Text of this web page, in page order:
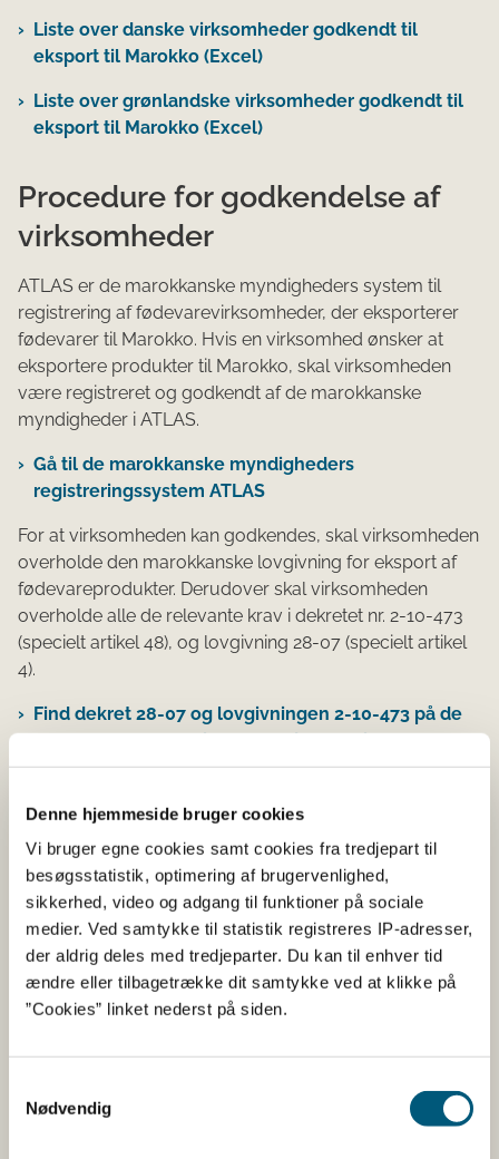
Denne hjemmeside bruger cookies
Vi bruger egne cookies samt cookies fra tredjepart til
besøgsstatistik, optimering af brugervenlighed,
sikkerhed, video og adgang til funktioner på sociale
medier. Ved samtykke til statistik registreres IP-adresser,
der aldrig deles med tredjeparter. Du kan til enhver tid
ændre eller tilbagetrække dit samtykke ved at klikke på
”Cookies” linket nederst på siden.
Nødvendig
Liste over danske virksomheder godkendt til
eksport til Marokko (Excel)
Liste over grønlandske virksomheder godkendt til
eksport til Marokko (Excel)
Procedure for godkendelse af
virksomheder
ATLAS er de marokkanske myndigheders system til
registrering af fødevarevirksomheder, der eksporterer
fødevarer til Marokko. Hvis en virksomhed ønsker at
eksportere produkter til Marokko, skal virksomheden
være registreret og godkendt af de marokkanske
myndigheder i ATLAS.
Gå til de marokkanske myndigheders
registreringssystem ATLAS
For at virksomheden kan godkendes, skal virksomheden
overholde den marokkanske lovgivning for eksport af
fødevareprodukter. Derudover skal virksomheden
overholde alle de relevante krav i dekretet nr. 2-10-473
(specielt artikel 48), og lovgivning 28-07 (specielt artikel
4).
Find dekret 28-07 og lovgivningen 2-10-473 på de
marokkanske myndigheders hjemmeside
48 i lovgivning 28-07. Her står der: "
does pose any threat to human or animal life or health (...)
Den korrekte oversættelse er "(...)
domestic market
not pose a threat to human or animal life or health (...)".
EU-kommissionen har informeret Fødevarestyrelsen
om, at alle krav i den marokkanske lovgivningen i 2-10-
473 og dekret 28-07 er ækvivalente med EU-lovgivning.
Formular til kontooprettelse
Virksomheden skal udfylde nedenstående formular, så